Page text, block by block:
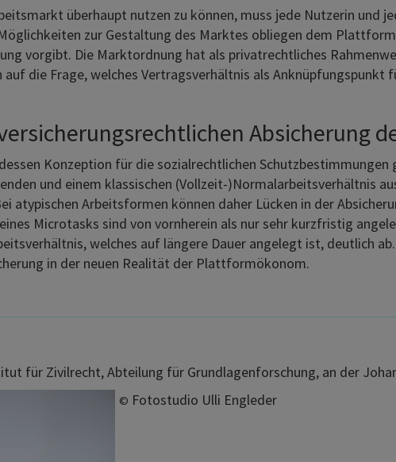
überhaupt nutzen zu können, muss jede Nutzerin und
zur Gestaltung des Marktes obliegen dem
vorgibt. Die Marktordnung hat als privatrechtliches
die Frage, welches Vertragsverhältnis als
Absicherung
Konzeption für die sozialrechtlichen
und einem klassischen (Vollzeit-)Normalarbeitsverhältnis
Arbeitsformen können daher Lücken in der
Microtasks sind von vornherein als nur sehr kurzfristig
welches auf längere Dauer angelegt ist, deutlich
in der neuen Realität der Plattformökonom.
für Zivilrecht, Abteilung für Grundlagenforschung, an der
© Fotostudio Ulli Engleder